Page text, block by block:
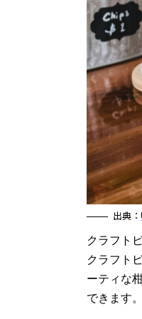
出典：
クラフト
クラフト
ーティな
できます